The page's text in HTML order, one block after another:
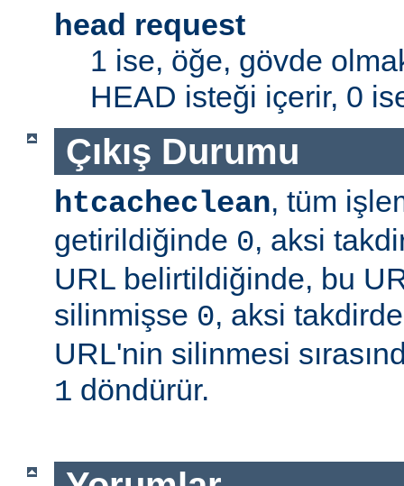
head request
1 ise, öğe, gövde
HEAD isteği içerir, 0
Çıkış Durumu
htcacheclean, tüm
getirildiğinde 0, aksi
URL belirtildiğinde, bu
silinmişse 0, aksi
URL'nin silinmesi
1 döndürür.